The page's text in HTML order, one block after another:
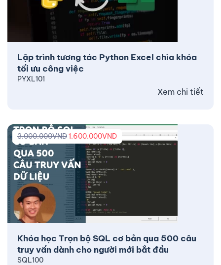
Lập trình tương tác Python Excel chìa khóa
tối ưu công việc
PYXL101
Xem chi tiết
Khóa học Trọn bộ SQL cơ bản qua 500 câu
truy vấn dành cho người mới bắt đầu
3.000.000VND1.600.000VND
SQL100